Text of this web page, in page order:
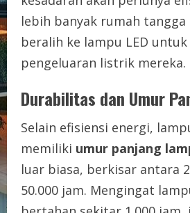
lebih banyak rumah tangga
beralih ke lampu LED
pengeluaran listrik mereka.
Durabilitas dan Umur
Selain efisiensi energi,
memiliki umur panjang
luar biasa, berkisar antara
50.000 jam. Mengingat